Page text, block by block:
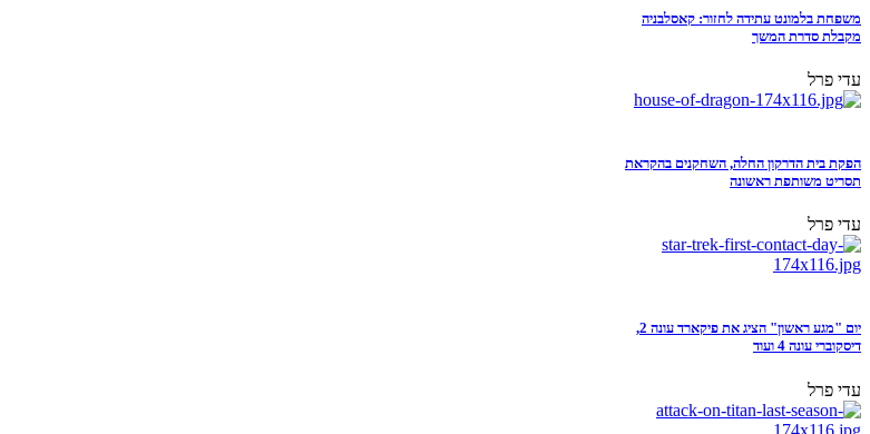
משפחת בלמונט עתידה לחזור: קאסלבניה
מקבלת סדרת המשך
עדי פרל
הפקת בית הדרקון החלה, השחקנים בהקראת
תסריט משותפת ראשונה
עדי פרל
יום "מגע ראשון" הציג את פיקארד עונה 2,
דיסקוברי עונה 4 ועוד
עדי פרל